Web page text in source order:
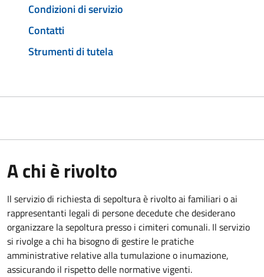
Condizioni di servizio
Contatti
Strumenti di tutela
A chi è rivolto
Il servizio di richiesta di sepoltura è rivolto ai familiari o ai
rappresentanti legali di persone decedute che desiderano
organizzare la sepoltura presso i cimiteri comunali. Il servizio
si rivolge a chi ha bisogno di gestire le pratiche
amministrative relative alla tumulazione o inumazione,
assicurando il rispetto delle normative vigenti.